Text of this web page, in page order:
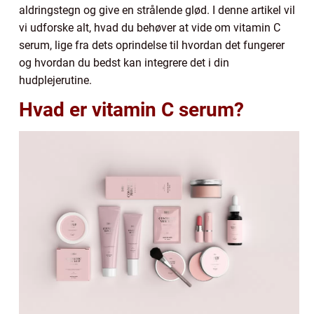
aldringstegn og give en strålende glød. I denne artikel vil
vi udforske alt, hvad du behøver at vide om vitamin C
serum, lige fra dets oprindelse til hvordan det fungerer
og hvordan du bedst kan integrere det i din
hudplejerutine.
Hvad er vitamin C serum?